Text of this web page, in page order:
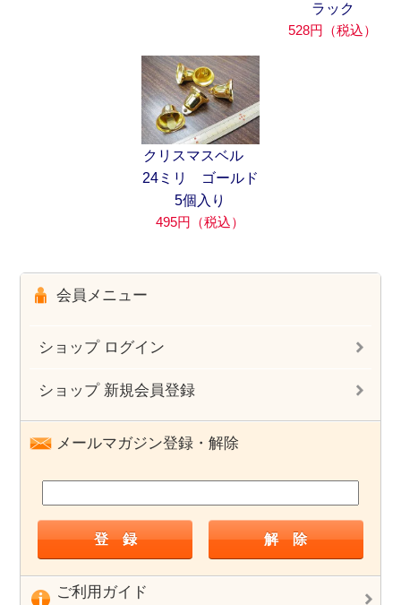
ラック
528円（税込）
クリスマスベル
24ミリ ゴールド
5個入り
495円（税込）
会員メニュー
ショップ ログイン
ショップ 新規会員登録
メールマガジン登録・解除
ご利用ガイド